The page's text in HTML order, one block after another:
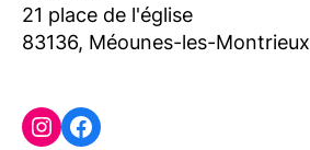
21 place de l'église
83136, Méounes-les-Montrieux
Instagram
Facebook